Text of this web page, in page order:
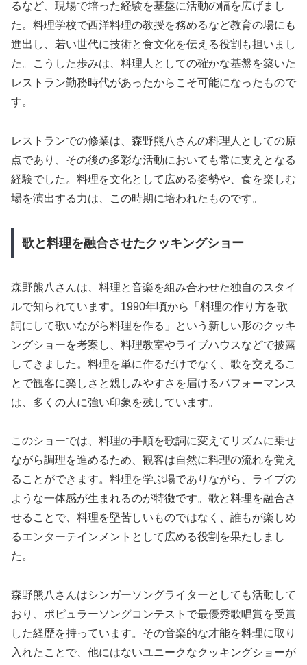
るなど、現場で培った経験を基盤に活動の幅を広げまし
た。料理学校で西洋料理の教授を務めるなど教育の場にも
進出し、若い世代に技術と食文化を伝える役割も担いまし
た。こうした歩みは、料理人としての確かな基盤を築いた
レストラン勤務時代があったからこそ可能になったもので
す。
レストランでの修業は、森野熊八さんの料理人としての原
点であり、その後の多彩な活動においても常に支えとなる
経験でした。料理を文化として広める姿勢や、食を楽しむ
場を演出する力は、この時期に培われたものです。
歌と料理を融合させたクッキングショー
森野熊八さんは、料理と音楽を組み合わせた独自のスタイ
ルで知られています。1990年頃から「料理の作り方を歌
詞にして歌いながら料理を作る」という新しい形のクッキ
ングショーを考案し、料理教室やライブハウスなどで披露
してきました。料理を単に作るだけでなく、歌を交えるこ
とで観客に楽しさと親しみやすさを届けるパフォーマンス
は、多くの人に強い印象を残しています。
このショーでは、料理の手順を歌詞に変えてリズムに乗せ
ながら調理を進めるため、観客は自然に料理の流れを覚え
ることができます。料理を学ぶ場でありながら、ライブの
ような一体感が生まれるのが特徴です。歌と料理を融合さ
せることで、料理を堅苦しいものではなく、誰もが楽しめ
るエンターテインメントとして広める役割を果たしまし
た。
森野熊八さんはシンガーソングライターとしても活動して
おり、ポピュラーソングコンテストで最優秀歌唱賞を受賞
した経歴を持っています。その音楽的な才能を料理に取り
入れたことで、他にはないユニークなクッキングショーが